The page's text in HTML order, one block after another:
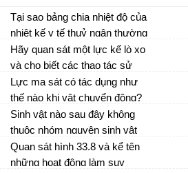
Tại sao bảng chia nhiệt độ của
nhiệt kế y tế thuỷ ngân thường
ghi nhiệt độ từ 35 °C đến 42
°C?
Hãy quan sát một lực kế lò xo
và cho biết các thao tác sử
dụng đúng khi thực hiện các
phép đo lực
Lực ma sát có tác dụng như
thế nào khi vật chuyển động?
Khi đi bộ trên mặt đường trơn,
điều gì sẽ xảy ra?
Sinh vật nào sau đây không
thuộc nhóm nguyên sinh vật
Quan sát hình 33.8 và kể tên
những hoạt động làm suy